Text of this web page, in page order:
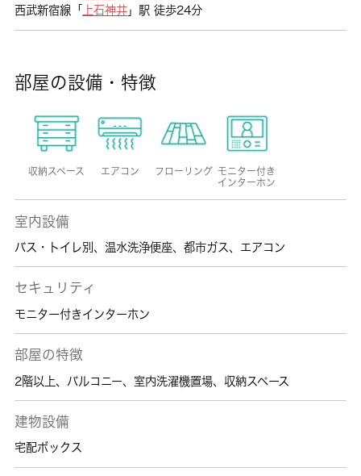
西武新宿線「
上石神井」駅 徒歩24分
部屋の設備・特徴
収納スペース エアコン フローリング
モニター付き
インターホン
室内設備
バス・トイレ別 、 温水洗浄便座、 都市ガス、 エアコン
セキュリティ
モニター付きインターホン
部屋の特徴
2階以上、 バルコニー、 室内洗濯機置場、 収納スペース
建物設備
宅配ボックス